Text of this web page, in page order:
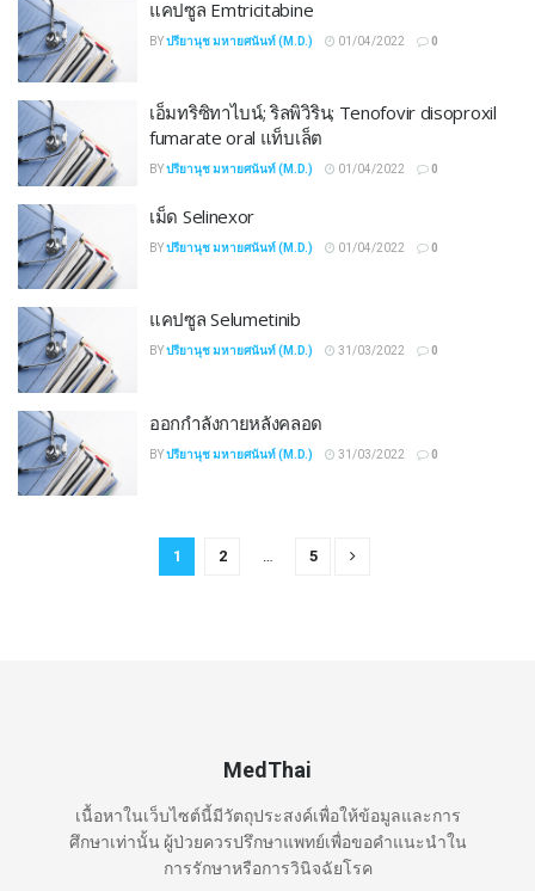
แคปซูล Emtricitabine
BYปรียานุช มหายศนันท์ (M.D.) 01/04/2022 0
เอ็มทริซิทาไบน์; ริลพิวิริน; Tenofovir disoproxil
fumarate oral แท็บเล็ต
BYปรียานุช มหายศนันท์ (M.D.) 01/04/2022 0
เม็ด Selinexor
BYปรียานุช มหายศนันท์ (M.D.) 01/04/2022 0
แคปซูล Selumetinib
BYปรียานุช มหายศนันท์ (M.D.) 31/03/2022 0
ออกกำลังกายหลังคลอด
BYปรียานุช มหายศนันท์ (M.D.) 31/03/2022 0
1 2 … 5
MedThai
เนื้อหาในเว็บไซต์นี้มีวัตถุประสงค์เพื่อให้ข้อมูลและการ
ศึกษาเท่านั้น ผู้ป่วยควรปรึกษาแพทย์เพื่อขอคำแนะนำใน
การรักษาหรือการวินิจฉัยโรค